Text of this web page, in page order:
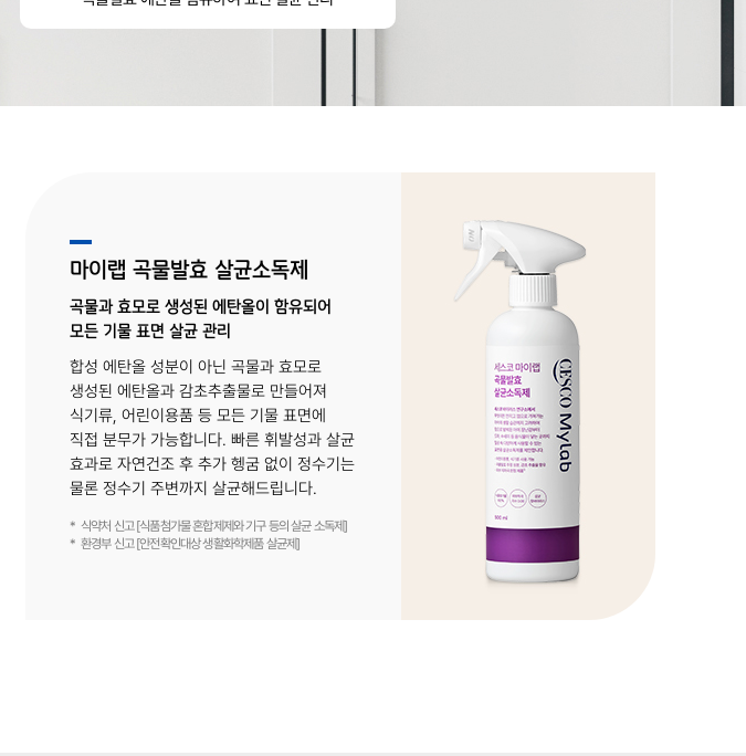
마이랩 곡물발효 살균소독제
곡물과 효모로 생성된 에탄올이 함유되어
모든 기물 표면 살균 관리
합성 에탄올 성분이 아닌 곡물과 효모로
생성된 에탄올과 감초추출물로 만들어져
식기류, 어린이용품 등 모든 기물 표면에
직접 분무가 가능합니다. 빠른 휘발성과 살균
효과로 자연건조 후 추가 헹굼 없이 정수기는
물론 정수기 주변까지 살균해드립니다.
식약처 신고 [식품첨가물 혼합제제와 기구 등의 살균 소독제]
환경부 신고 [안전확인대상 생활화학제품 살균제]